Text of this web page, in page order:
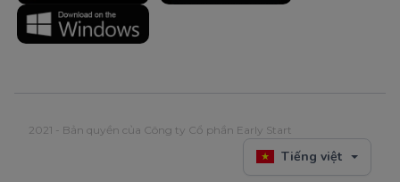
2021 - Bản quyền của Công ty Cổ phần Early Start
Tiếng việt